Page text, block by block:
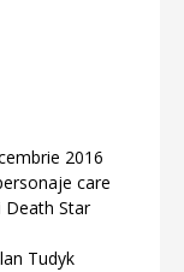
2016
care
Death Star
Tudyk